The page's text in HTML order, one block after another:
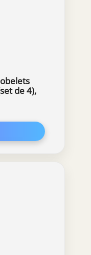
de 4),
verres en
lave-